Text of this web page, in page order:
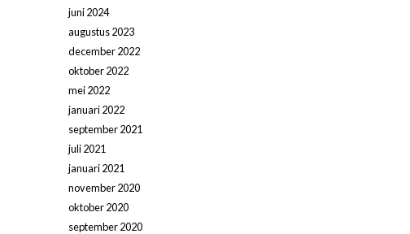
juni 2024
augustus 2023
december 2022
oktober 2022
mei 2022
januari 2022
september 2021
juli 2021
januari 2021
november 2020
oktober 2020
september 2020